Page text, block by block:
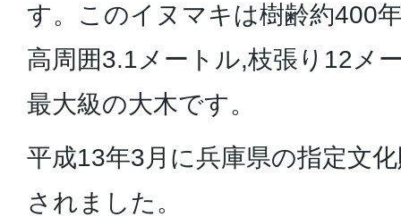
す。このイヌマキは樹齢約400
高周囲3.1メートル,枝張り12メ
最大級の大木です。
平成13年3月に兵庫県の指定文
されました。